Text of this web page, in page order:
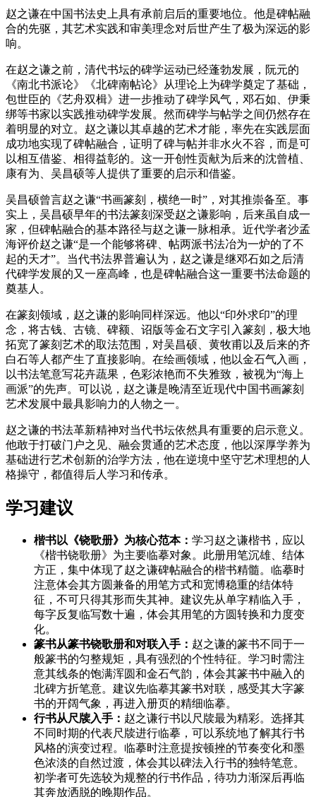
赵之谦在中国书法史上具有承前启后的重要地位。他是碑帖融
合的先驱，其艺术实践和审美理念对后世产生了极为深远的影
响。
在赵之谦之前，清代书坛的碑学运动已经蓬勃发展，阮元的
《南北书派论》《北碑南帖论》从理论上为碑学奠定了基础，
包世臣的《艺舟双楫》进一步推动了碑学风气，邓石如、伊秉
绑等书家以实践推动碑学发展。然而碑学与帖学之间仍然存在
着明显的对立。赵之谦以其卓越的艺术才能，率先在实践层面
成功地实现了碑帖融合，证明了碑与帖并非水火不容，而是可
以相互借鉴、相得益彰的。这一开创性贡献为后来的沈曾植、
康有为、吴昌硕等人提供了重要的启示和借鉴。
吴昌硕曾言赵之谦“书画篆刻，横绝一时”，对其推崇备至。事
实上，吴昌硕早年的书法篆刻深受赵之谦影响，后来虽自成一
家，但碑帖融合的基本路径与赵之谦一脉相承。近代学者沙孟
海评价赵之谦“是一个能够将碑、帖两派书法冶为一炉的了不
起的天才”。当代书法界普遍认为，赵之谦是继邓石如之后清
代碑学发展的又一座高峰，也是碑帖融合这一重要书法命题的
奠基人。
在篆刻领域，赵之谦的影响同样深远。他以“印外求印”的理
念，将古钱、古镜、碑额、诏版等金石文字引入篆刻，极大地
拓宽了篆刻艺术的取法范围，对吴昌硕、黄牧甫以及后来的齐
白石等人都产生了直接影响。在绘画领域，他以金石气入画，
以书法笔意写花卉蔬果，色彩浓艳而不失雅致，被视为“海上
画派”的先声。可以说，赵之谦是晚清至近现代中国书画篆刻
艺术发展中最具影响力的人物之一。
赵之谦的书法革新精神对当代书坛依然具有重要的启示意义。
他敢于打破门户之见、融会贯通的艺术态度，他以深厚学养为
基础进行艺术创新的治学方法，他在逆境中坚守艺术理想的人
格操守，都值得后人学习和传承。
学习建议
楷书以《铙歌册》为核心范本： 学习赵之谦楷书，应以
《楷书铙歌册》为主要临摹对象。此册用笔沉雄、结体
方正，集中体现了赵之谦碑帖融合的楷书精髓。临摹时
注意体会其方圆兼备的用笔方式和宽博稳重的结体特
征，不可只得其形而失其神。建议先从单字精临入手，
每字反复临写数十遍，体会其用笔的方圆转换和力度变
化。
篆书从篆书铙歌册和对联入手： 赵之谦的篆书不同于一
般篆书的匀整规矩，具有强烈的个性特征。学习时需注
意其线条的饱满浑圆和金石气韵，体会其篆书中融入的
北碑方折笔意。建议先临摹其篆书对联，感受其大字篆
书的开阔气象，再进入册页的精细临摹。
行书从尺牍入手： 赵之谦行书以尺牍最为精彩。选择其
不同时期的代表尺牍进行临摹，可以系统地了解其行书
风格的演变过程。临摹时注意提按顿挫的节奏变化和墨
色浓淡的自然过渡，体会其以碑法入行书的独特笔意。
初学者可先选较为规整的行书作品，待功力渐深后再临
其奔放洒脱的晚期作品。